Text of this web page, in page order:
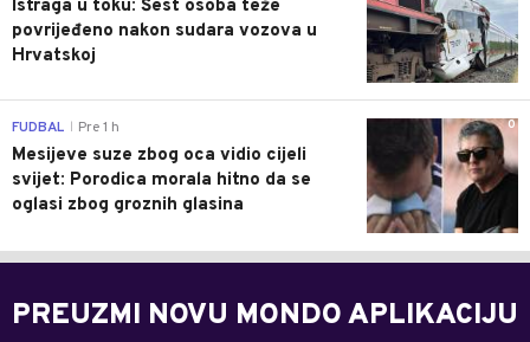
Istraga u toku: Šest osoba teže
povrijeđeno nakon sudara vozova u
Hrvatskoj
0
FUDBAL Pre 1 h
Mesijeve suze zbog oca vidio cijeli
svijet: Porodica morala hitno da se
oglasi zbog groznih glasina
PREUZMI NOVU MONDO APLIKACIJU